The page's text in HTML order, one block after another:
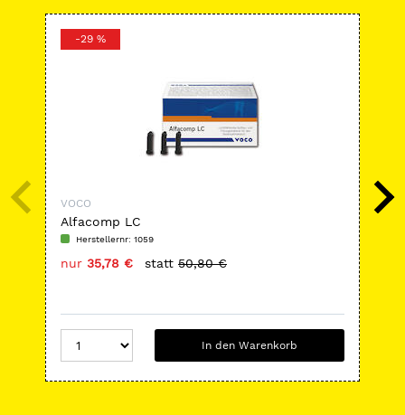
-29 %
VOCO
Alfacomp LC
Herstellernr: 1059
nur 35,78 € statt 50,80 €
In den Warenkorb